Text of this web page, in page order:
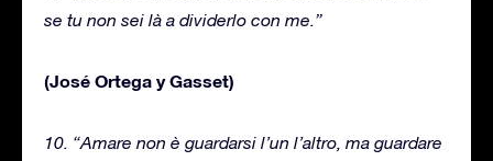
se tu non sei là a dividerlo con me.”
(José Ortega y Gasset)
10. “Amare non è guardarsi l’un l’altro, ma guardare